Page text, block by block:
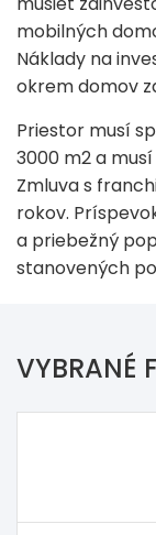
mobilných
Náklady na
okrem domov
Priestor musí
3000 m2 a
Zmluva s
rokov.
a priebežný
stanovených
VYBRANÉ